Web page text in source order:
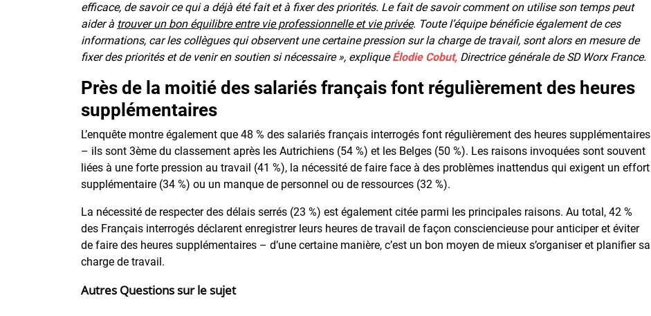
efficace, de savoir ce qui a déjà été fait et à fixer des priorités. Le fait de savoir comment on utilise son temps peut
aider à trouver un bon équilibre entre vie professionnelle et vie privée. Toute l’équipe bénéficie également de ces
informations, car les collègues qui observent une certaine pression sur la charge de travail, sont alors en mesure de
fixer des priorités et de venir en soutien si nécessaire », expliqueÉlodie Cobut, Directrice générale de SD Worx France.
Près de la moitié des salariés français font régulièrement des heures
supplémentaires
L’enquête montre également que 48 % des salariés français interrogés font régulièrement des heures supplémentaires
– ils sont 3ème du classement après les Autrichiens (54 %) et les Belges (50 %). Les raisons invoquées sont souvent
liées à une forte pression au travail (41 %), la nécessité de faire face à des problèmes inattendus qui exigent un effort
supplémentaire (34 %) ou un manque de personnel ou de ressources (32 %).
La nécessité de respecter des délais serrés (23 %) est également citée parmi les principales raisons. Au total, 42 %
des Français interrogés déclarent enregistrer leurs heures de travail de façon consciencieuse pour anticiper et éviter
de faire des heures supplémentaires – d’une certaine manière, c’est un bon moyen de mieux s’organiser et planifier sa
charge de travail.
Autres Questions sur le sujet